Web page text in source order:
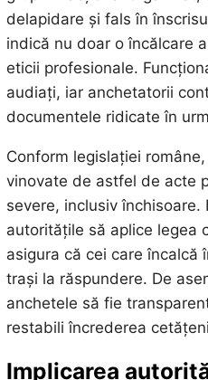
delapidare și fals în
indică nu doar o încălcare
eticii profesionale.
audiați, iar anchetatorii
documentele ridicate în
Conform legislației
vinovate de astfel de acte
severe, inclusiv închisoare.
autoritățile să aplice legea
asigura că cei care încalcă
trași la răspundere. De
anchetele să fie
restabili încrederea
Implicarea